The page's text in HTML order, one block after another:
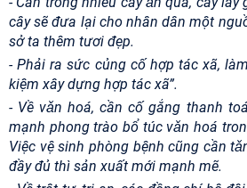
cây sẽ đưa lại cho nhân dân một
sở ta thêm tươi đẹp.
- Phải ra sức củng cố hợp tác xã,
kiệm xây dựng hợp tác xã”.
- Về vǎn hoá, cần cố gắng thanh
mạnh phong trào bổ túc vǎn hoá
Việc vệ sinh phòng bệnh cũng cần
đầy đủ thì sản xuất mới mạnh mẽ.